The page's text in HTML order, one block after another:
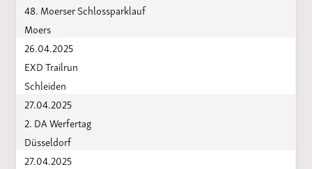
48. Moerser Schlossparklauf
Moers
26.04.2025
EXD Trailrun
Schleiden
27.04.2025
2. DA Werfertag
Düsseldorf
27.04.2025